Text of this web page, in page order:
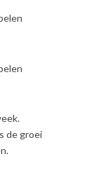
de groei